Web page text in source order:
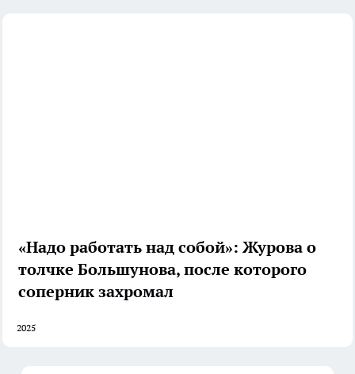
«Надо работать над собой»: Журова о
толчке Большунова, после которого
соперник захромал
2025